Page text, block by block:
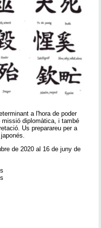
a l'hora de poder
missió diplomàtica, i també
Us preparareu per a
de 2020 al 16 de juny de